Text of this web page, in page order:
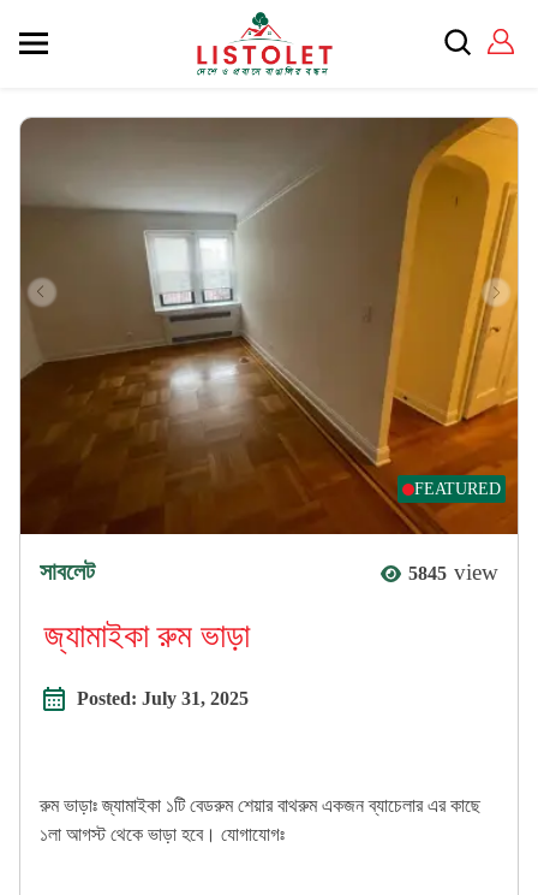
FEATURED
সাবলেট 5845 view
জ্যামাইকা রুম ভাড়া
Posted: July 31, 2025
রুম ভাড়াঃ জ্যামাইকা ১টি বেডরুম শেয়ার বাথরুম একজন ব্যাচেলার এর কাছে
১লা আগস্ট থেকে ভাড়া হবে। যোগাযোগঃ